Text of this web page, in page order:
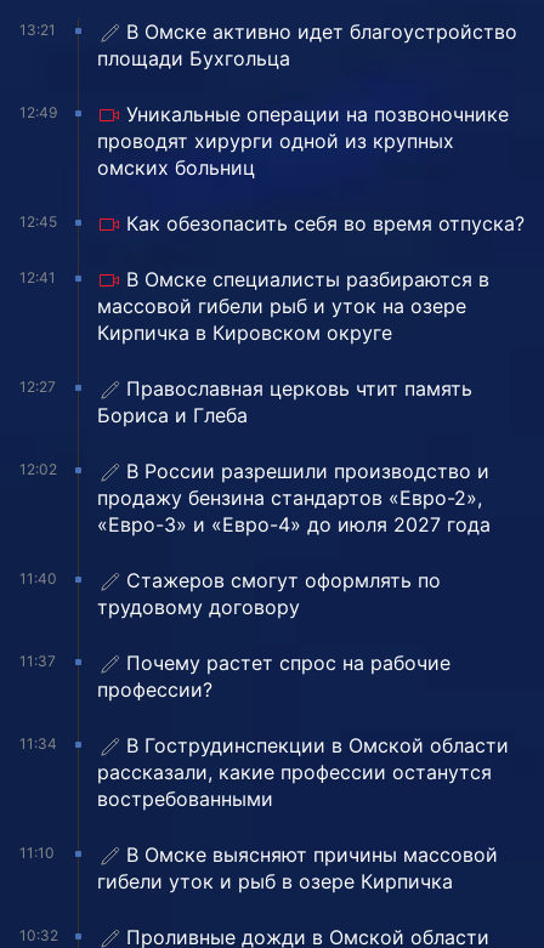
13:21
В Омске активно идет благоустройство
площади Бухгольца
12:49
Уникальные операции на позвоночнике
проводят хирурги одной из крупных
омских больниц
12:45 Как обезопасить себя во время отпуска?
12:41
В Омске специалисты разбираются в
массовой гибели рыб и уток на озере
Кирпичка в Кировском округе
12:27
Православная церковь чтит память
Бориса и Глеба
12:02
В России разрешили производство и
продажу бензина стандартов «Евро-2»,
«Евро-3» и «Евро-4» до июля 2027 года
11:40
Стажеров смогут оформлять по
трудовому договору
11:37
Почему растет спрос на рабочие
профессии?
11:34
В Гострудинспекции в Омской области
рассказали, какие профессии останутся
востребованными
11:10
В Омске выясняют причины массовой
гибели уток и рыб в озере Кирпичка
10:32
Проливные дожди в Омской области